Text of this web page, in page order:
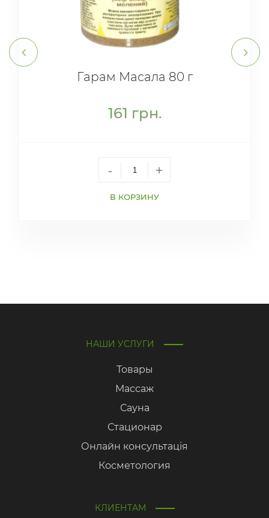
Гарам Масала 80 г
161 грн.
- +
В КОРЗИНУ
НАШИ УСЛУГИ
Товары
Массаж
Сауна
Стационар
Онлайн консультація
Косметология
КЛИЕНТАМ